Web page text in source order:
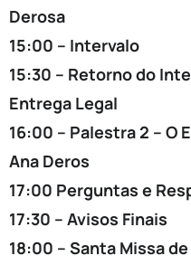
Derosa
15:00 – Intervalo
15:30 – Retorno do
Entrega Legal
16:00 – Palestra 2 – O
Ana Deros
17:00 Perguntas e
17:30 – Avisos Finais
18:00 – Santa Missa